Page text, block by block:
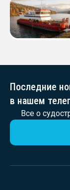
Последние
в нашем
Все о